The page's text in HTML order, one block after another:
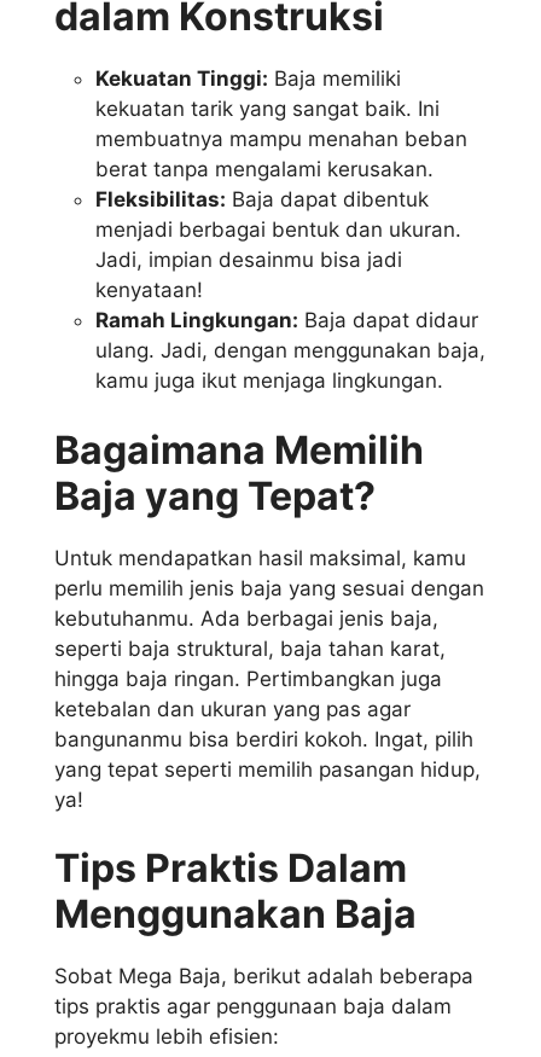
dalam Konstruksi
Kekuatan Tinggi: Baja memiliki
kekuatan tarik yang sangat baik. Ini
membuatnya mampu menahan beban
berat tanpa mengalami kerusakan.
Fleksibilitas: Baja dapat dibentuk
menjadi berbagai bentuk dan ukuran.
Jadi, impian desainmu bisa jadi
kenyataan!
Ramah Lingkungan: Baja dapat didaur
ulang. Jadi, dengan menggunakan baja,
kamu juga ikut menjaga lingkungan.
Bagaimana Memilih
Baja yang Tepat?
Untuk mendapatkan hasil maksimal, kamu
perlu memilih jenis baja yang sesuai dengan
kebutuhanmu. Ada berbagai jenis baja,
seperti baja struktural, baja tahan karat,
hingga baja ringan. Pertimbangkan juga
ketebalan dan ukuran yang pas agar
bangunanmu bisa berdiri kokoh. Ingat, pilih
yang tepat seperti memilih pasangan hidup,
ya!
Tips Praktis Dalam
Menggunakan Baja
Sobat Mega Baja, berikut adalah beberapa
tips praktis agar penggunaan baja dalam
proyekmu lebih efisien: